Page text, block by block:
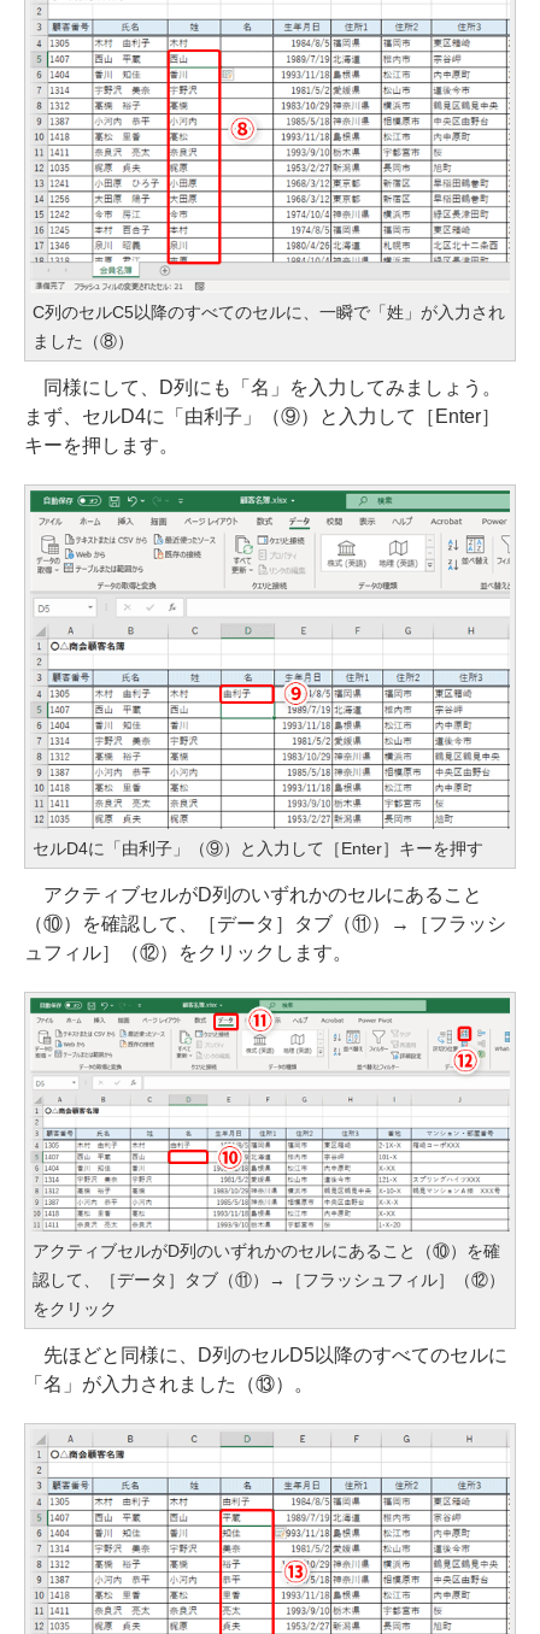
C列のセルC5以降のすべてのセルに、一瞬で「姓」が入力され
ました（⑧）
同様にして、D列にも「名」を入力してみましょう。
まず、セルD4に「由利子」（⑨）と入力して［Enter］
キーを押します。
セルD4に「由利子」（⑨）と入力して［Enter］キーを押す
アクティブセルがD列のいずれかのセルにあること
（⑩）を確認して、［データ］タブ（⑪）→［フラッシ
ュフィル］（⑫）をクリックします。
アクティブセルがD列のいずれかのセルにあること（⑩）を確
認して、［データ］タブ（⑪）→［フラッシュフィル］（⑫）
をクリック
先ほどと同様に、D列のセルD5以降のすべてのセルに
「名」が入力されました（⑬）。